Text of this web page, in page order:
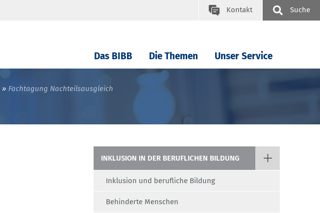
Kontakt Suche
Das BIBB Die Themen Unser Service
Fachtagung Nachteilsausgleich
INKLUSION IN DER BERUFLICHEN BILDUNG
Inklusion und berufliche Bildung
Behinderte Menschen